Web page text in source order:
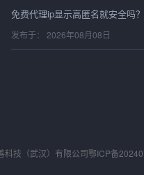
发布于： 2026年08月08日
发布于： 2026年08月08日
科技（武汉）有限公司鄂ICP备